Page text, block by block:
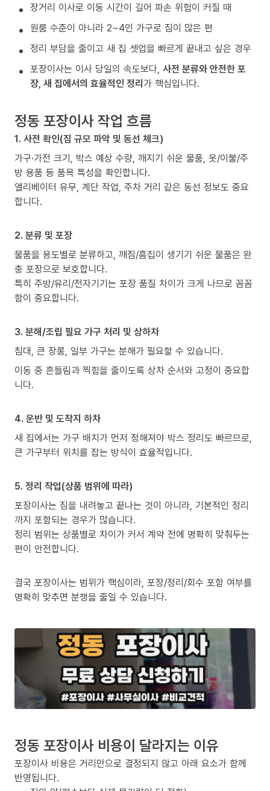
장거리 이사로 이동 시간이 길어 파손 위험이 커질 때
원룸 수준이 아니라 2~4인 가구로 짐이 많은 편
정리 부담을 줄이고 새 집 셋업을 빠르게 끝내고 싶은 경우
포장이사는 이사 당일의 속도보다, 사전 분류와 안전한 포
장, 새 집에서의 효율적인 정리가 핵심입니다.
정동 포장이사 작업 흐름
1. 사전 확인(짐 규모 파악 및 동선 체크)
가구·가전 크기, 박스 예상 수량, 깨지기 쉬운 물품, 옷/이불/주
방 용품 등 품목 특성을 확인합니다.
엘리베이터 유무, 계단 작업, 주차 거리 같은 동선 정보도 중요
합니다.
2. 분류 및 포장
물품을 용도별로 분류하고, 깨짐/흠집이 생기기 쉬운 물품은 완
충 포장으로 보호합니다.
특히 주방/유리/전자기기는 포장 품질 차이가 크게 나므로 꼼꼼
함이 중요합니다.
3. 분해/조립 필요 가구 처리 및 상하차
침대, 큰 장롱, 일부 가구는 분해가 필요할 수 있습니다.
이동 중 흔들림과 찍힘을 줄이도록 상차 순서와 고정이 중요합
니다.
4. 운반 및 도착지 하차
새 집에서는 가구 배치가 먼저 정해져야 박스 정리도 빠르므로,
큰 가구부터 위치를 잡는 방식이 효율적입니다.
5. 정리 작업(상품 범위에 따라)
포장이사는 짐을 내려놓고 끝나는 것이 아니라, 기본적인 정리
까지 포함되는 경우가 많습니다.
정리 범위는 상품별로 차이가 커서 계약 전에 명확히 맞춰두는
편이 안전합니다.
결국 포장이사는 범위가 핵심이라, 포장/정리/회수 포함 여부를
명확히 맞추면 분쟁을 줄일 수 있습니다.
정동 포장이사 비용이 달라지는 이유
포장이사 비용은 거리만으로 결정되지 않고 아래 요소가 함께
반영됩니다.